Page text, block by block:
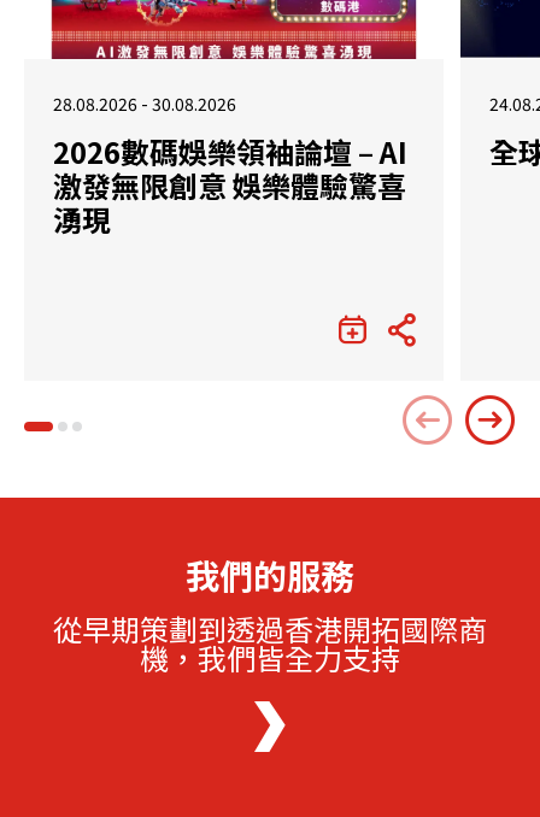
28.08.2026 - 30.08.2026
2026數碼娛樂領袖論壇 – AI
激發無限創意 娛樂體驗驚喜
湧現
全
我們的服務
從早期策劃到透過香港開拓國際商
機，我們皆全力支持